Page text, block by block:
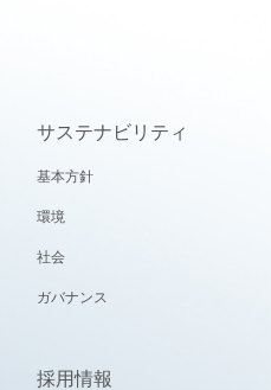
サステナビリティ
基本方針
環境
社会
ガバナンス
採用情報